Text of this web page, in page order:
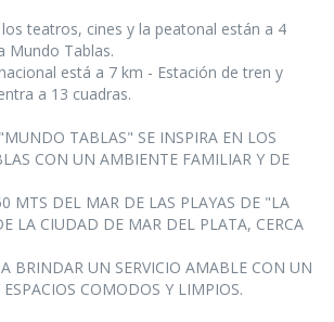
teatros, cines y la peatonal están a 4
Mundo Tablas.
está a 7 km - Estación de tren y
a 13 cuadras.
TABLAS" SE INSPIRA EN LOS
CON UN AMBIENTE FAMILIAR Y DE
MTS DEL MAR DE LAS PLAYAS DE "LA
LA CIUDAD DE MAR DEL PLATA, CERCA
BRINDAR UN SERVICIO AMABLE CON UN
COMODOS Y LIMPIOS.